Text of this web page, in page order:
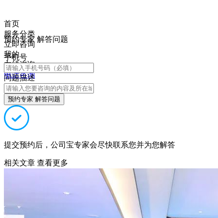
首页
服务分类
立即咨询
我的
在线咨询
电话咨询
预约专家 解答问题
手机号
问题描述
预约专家 解答问题
提交预约后，公司宝专家会尽快联系您并为您解答
相关文章 查看更多